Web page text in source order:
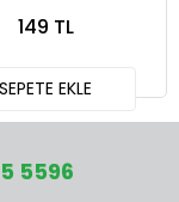
149 TL
SEPETE EKLE
5596